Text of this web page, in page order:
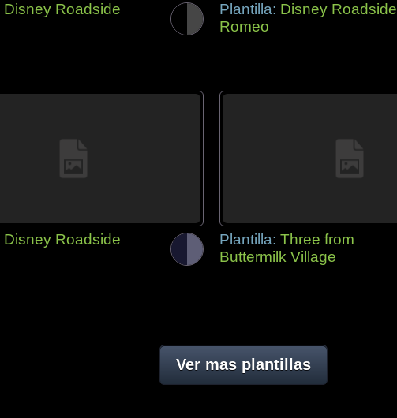
Disney Roadside
Plantilla: Disney Roadside
Romeo
Disney Roadside
Plantilla: Three from
Buttermilk Village
Ver mas plantillas